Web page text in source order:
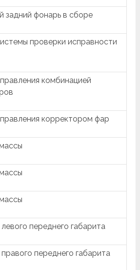
задний фонарь в сборе
проверки исправности
комбинацией
корректором фар
переднего габарита
переднего габарита